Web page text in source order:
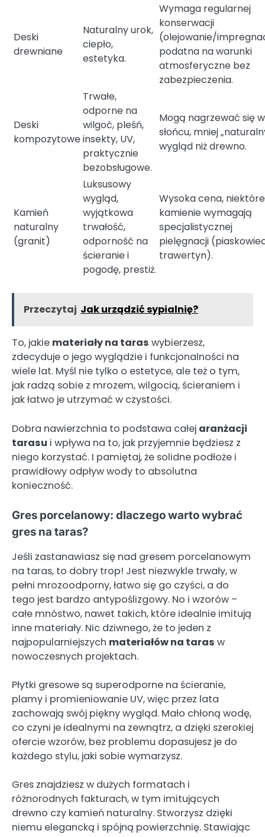
Deski
drewniane
Naturalny urok,
ciepło,
estetyka.
Wymaga regularnej
konserwacji
(olejowanie/
podatna na warunki
atmosferyczne bez
zabezpieczenia.
Deski
kompozytowe
Trwałe,
odporne na
wilgoć, pleśń,
insekty, UV,
praktycznie
bezobsługowe.
Mogą nagrzewać się w
słońcu, mniej
wygląd niż drewno.
Kamień
naturalny
(granit)
Luksusowy
wygląd,
wyjątkowa
trwałość,
odporność na
ścieranie i
pogodę, prestiż.
Wysoka cena, niektóre
kamienie wymagają
specjalistycznej
pielęgnacji
trawertyn).
Przeczytaj Jak urządzić sypialnię?
To, jakie materiały na taras wybierzesz,
zdecyduje o jego wyglądzie i funkcjonalności na
wiele lat. Myśl nie tylko o estetyce, ale też o tym,
jak radzą sobie z mrozem, wilgocią, ścieraniem i
jak łatwo je utrzymać w czystości.
Dobra nawierzchnia to podstawa całej aranżacji
tarasu i wpływa na to, jak przyjemnie będziesz z
niego korzystać. I pamiętaj, że solidne podłoże i
prawidłowy odpływ wody to absolutna
konieczność.
Gres porcelanowy: dlaczego warto wybrać
gres na taras?
Jeśli zastanawiasz się nad gresem porcelanowym
na taras, to dobry trop! Jest niezwykle trwały, w
pełni mrozoodporny, łatwo się go czyści, a do
tego jest bardzo antypoślizgowy. No i wzorów –
całe mnóstwo, nawet takich, które idealnie imitują
inne materiały. Nic dziwnego, że to jeden z
najpopularniejszych materiałów na taras w
nowoczesnych projektach.
Płytki gresowe są superodporne na ścieranie,
plamy i promieniowanie UV, więc przez lata
zachowają swój piękny wygląd. Mało chłoną wodę,
co czyni je idealnymi na zewnątrz, a dzięki szerokiej
ofercie wzorów, bez problemu dopasujesz je do
każdego stylu, jaki sobie wymarzysz.
Gres znajdziesz w dużych formatach i
różnorodnych fakturach, w tym imitujących
drewno czy kamień naturalny. Stworzysz dzięki
niemu elegancką i spójną powierzchnię. Stawiając